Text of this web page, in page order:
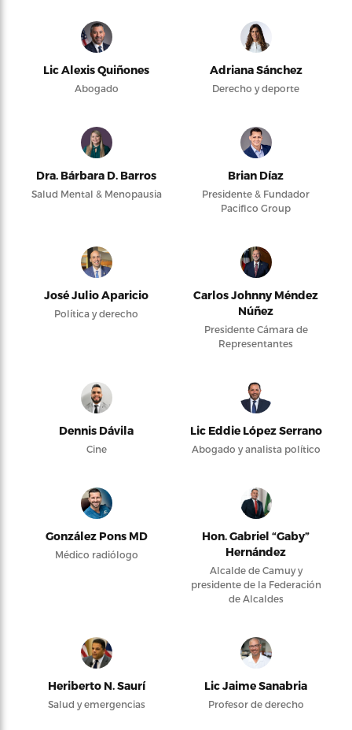
Lic Alexis Quiñones
Abogado
Adriana Sánchez
Derecho y deporte
Dra. Bárbara D. Barros
Salud Mental & Menopausia
Brian Díaz
Presidente & Fundador
Pacifico Group
José Julio Aparicio
Política y derecho
Carlos Johnny Méndez
Núñez
Presidente Cámara de
Representantes
Dennis Dávila
Cine
Lic Eddie López Serrano
Abogado y analista político
González Pons MD
Médico radiólogo
Hon. Gabriel “Gaby”
Hernández
Alcalde de Camuy y
presidente de la Federación
de Alcaldes
Heriberto N. Saurí
Salud y emergencias
Lic Jaime Sanabria
Profesor de derecho